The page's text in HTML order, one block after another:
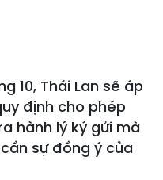
10, Thái Lan sẽ áp
định cho phép
hành lý ký gửi mà
sự đồng ý của